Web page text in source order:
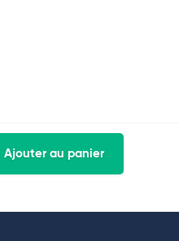
Ajouter au panier